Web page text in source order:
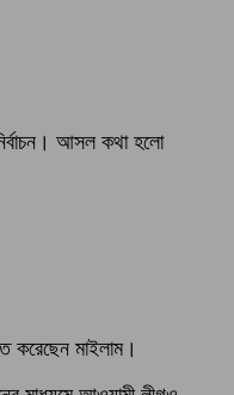
নির্বাচন। আসল কথা হলো
করেছেন মাইলাম।